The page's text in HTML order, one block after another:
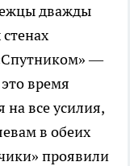
дважды
—
время
на все усилия,
в обеих
проявили